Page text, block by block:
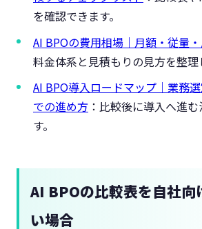
を確認できます。
AI BPOの費用相場｜月額・従量
料金体系と見積もりの見方を整理
AI BPO導入ロードマップ｜業務
での進め方 ：比較後に導入へ進
す。
AI BPOの比較表を自社向
い場合